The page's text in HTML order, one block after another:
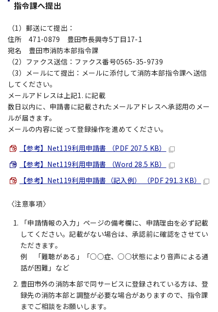
指令課へ提出
（1）郵送にて提出：
住所 471-0879 豊田市長興寺5丁目17-1
宛名 豊田市消防本部指令課
（2）ファクス送信：ファクス番号0565-35-9739
（3）メールにて提出：メールに添付して消防本部指令課へ送信
してください。
メールアドレスは上記1. に記載
数日以内に、申請書に記載されたメールアドレスへ承認用のメー
ルが届きます。
メールの内容に従って登録操作を進めてください。
【参考】Net119利用申請書 （PDF 207.5 KB）
【参考】Net119利用申請書 （Word 28.5 KB）
【参考】Net119利用申請書（記入例） （PDF 291.3 KB）
〈注意事項〉
「申請情報の入力」ページの備考欄に、申請理由を必ず記載
してください。記載がない場合は、承認前に確認をさせてい
ただきます。
例 「難聴がある」「○○症、○○状態により音声による通
話が困難」など
豊田市外の消防本部で同サービスに登録されている方は、登
録先の消防本部と調整が必要な場合がありますので、指令課
までご相談をお願いします。